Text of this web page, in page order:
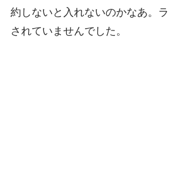
約しないと入れないのかなあ。
されていませんでした。